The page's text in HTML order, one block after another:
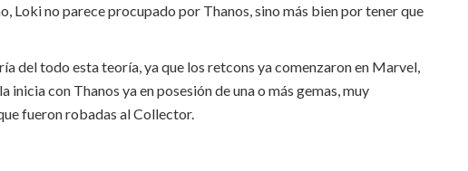
Loki no parece procupado por Thanos, sino más bien por tener que
del todo esta teoría, ya que los retcons ya comenzaron en Marvel,
inicia con Thanos ya en posesión de una o más gemas, muy
fueron robadas al Collector.